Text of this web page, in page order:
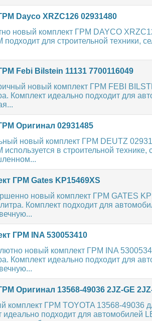
Dayco XRZC126 02931480
новый комплект ГРМ DAYCO
для строительной техники,
Febi Bilstein 11131 7700116049
новый комплект ГРМ FEBI
Комплект идеально подходит для
Оригинал 02931485
новый комплект ГРМ DEUTZ
в строительной технике,
ГРМ Gates KP15469XS
новый комплект ГРМ GATES
Комплект подходит для
ГРМ INA 530053410
новый комплект ГРМ INA
Комплект идеально подходит для
Оригинал 13568-49036 2JZ-GE
комплект ГРМ TOYOTA 13568-49036
идеально подходит для автомобилей